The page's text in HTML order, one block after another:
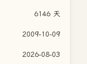
6146 天
2009-10-09
2026-08-03